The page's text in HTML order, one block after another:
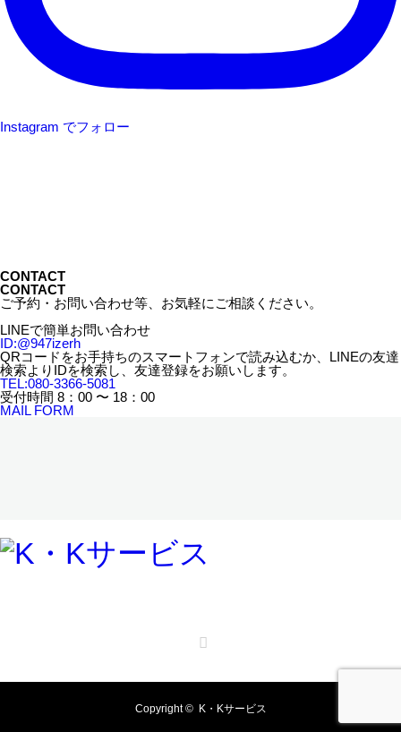
Instagram でフォロー
CONTACT
CONTACT
ご予約・お問い合わせ等、お気軽にご相談ください。
LINEで簡単お問い合わせ
ID:@947izerh
QRコードをお手持ちのスマートフォンで読み込むか、LINEの友達
検索よりIDを検索し、友達登録をお願いします。
TEL:080-3366-5081
受付時間 8：00 〜 18：00
MAIL FORM
Copyright © K・Kサービス